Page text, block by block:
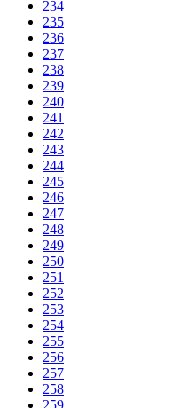
234
235
236
237
238
239
240
241
242
243
244
245
246
247
248
249
250
251
252
253
254
255
256
257
258
259